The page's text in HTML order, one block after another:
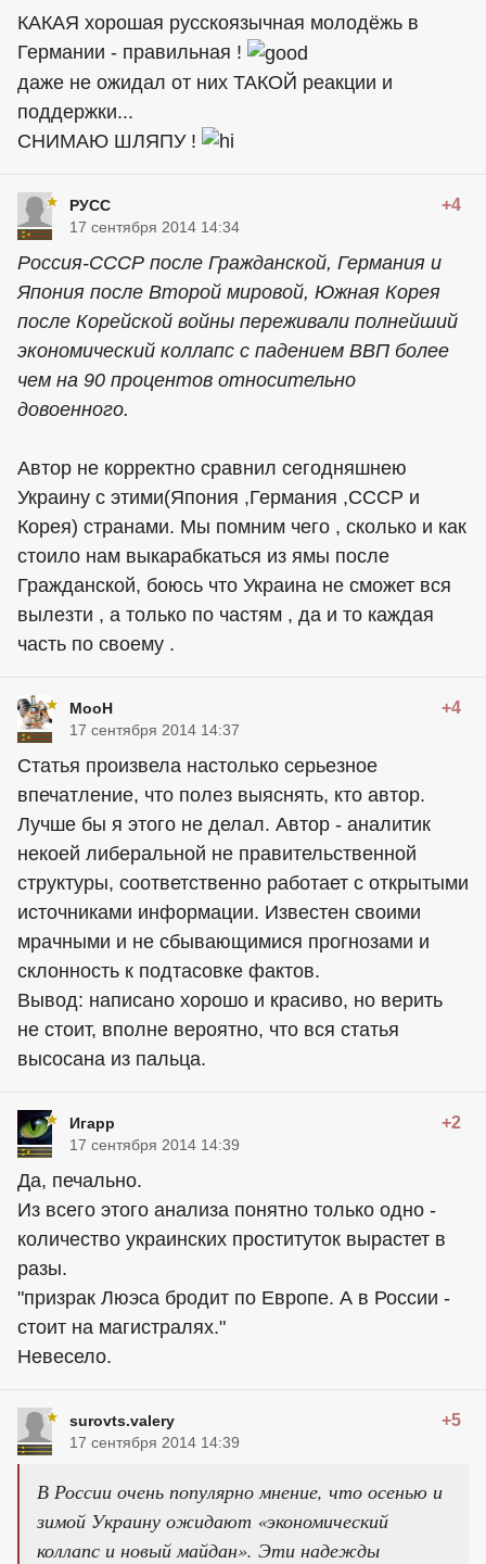
КАКАЯ хорошая русскоязычная молодёжь в
Германии - правильная !
даже не ожидал от них ТАКОЙ реакции и
поддержки...
СНИМАЮ ШЛЯПУ !
РУСС +4
17 сентября 2014 14:34
Россия-СССР после Гражданской, Германия и
Япония после Второй мировой, Южная Корея
после Корейской войны переживали полнейший
экономический коллапс с падением ВВП более
чем на 90 процентов относительно
довоенного.
Автор не корректно сравнил сегодняшнею
Украину с этими(Япония ,Германия ,СССР и
Корея) странами. Мы помним чего , сколько и как
стоило нам выкарабкаться из ямы после
Гражданской, боюсь что Украина не сможет вся
вылезти , а только по частям , да и то каждая
часть по своему .
MooH +4
17 сентября 2014 14:37
Статья произвела настолько серьезное
впечатление, что полез выяснять, кто автор.
Лучше бы я этого не делал. Автор - аналитик
некоей либеральной не правительственной
структуры, соответственно работает с открытыми
источниками информации. Известен своими
мрачными и не сбывающимися прогнозами и
склонность к подтасовке фактов.
Вывод: написано хорошо и красиво, но верить
не стоит, вполне вероятно, что вся статья
высосана из пальца.
Игарр +2
17 сентября 2014 14:39
Да, печально.
Из всего этого анализа понятно только одно -
количество украинских проституток вырастет в
разы.
"призрак Люэса бродит по Европе. А в России -
стоит на магистралях."
Невесело.
surovts.valery +5
17 сентября 2014 14:39
В России очень популярно мнение, что осенью и
зимой Украину ожидают «экономический
коллапс и новый майдан». Эти надежды